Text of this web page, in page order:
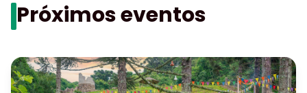
Próximos eventos